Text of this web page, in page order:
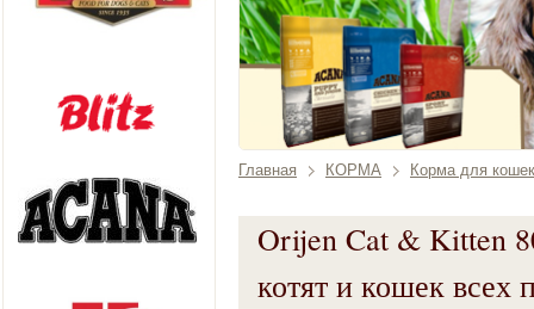
Главная КОРМА Корма для кошек
Orijen Cat & Kitten
котят и кошек всех